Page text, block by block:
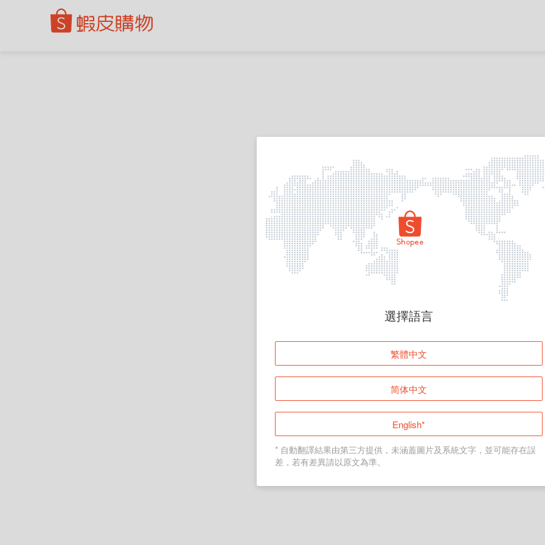
頁面無法顯示
登入
返回首頁
選擇語言
繁體中文
简体中文
English*
* 自動翻譯結果由第三方提供，未涵蓋圖片及系統文字，並可能存在誤
差，若有差異請以原文為準。